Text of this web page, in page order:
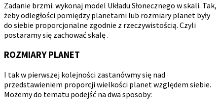
Zadanie brzmi: wykonaj model Układu Słonecznego w skali. Tak,
żeby odległości pomiędzy planetami lub rozmiary planet były
do siebie proporcjonalne zgodnie z rzeczywistością. Czyli
postaramy się zachować skalę .
ROZMIARY PLANET
I tak w pierwszej kolejności zastanówmy się nad
przedstawieniem proporcji wielkości planet względem siebie.
Możemy do tematu podejść na dwa sposoby: